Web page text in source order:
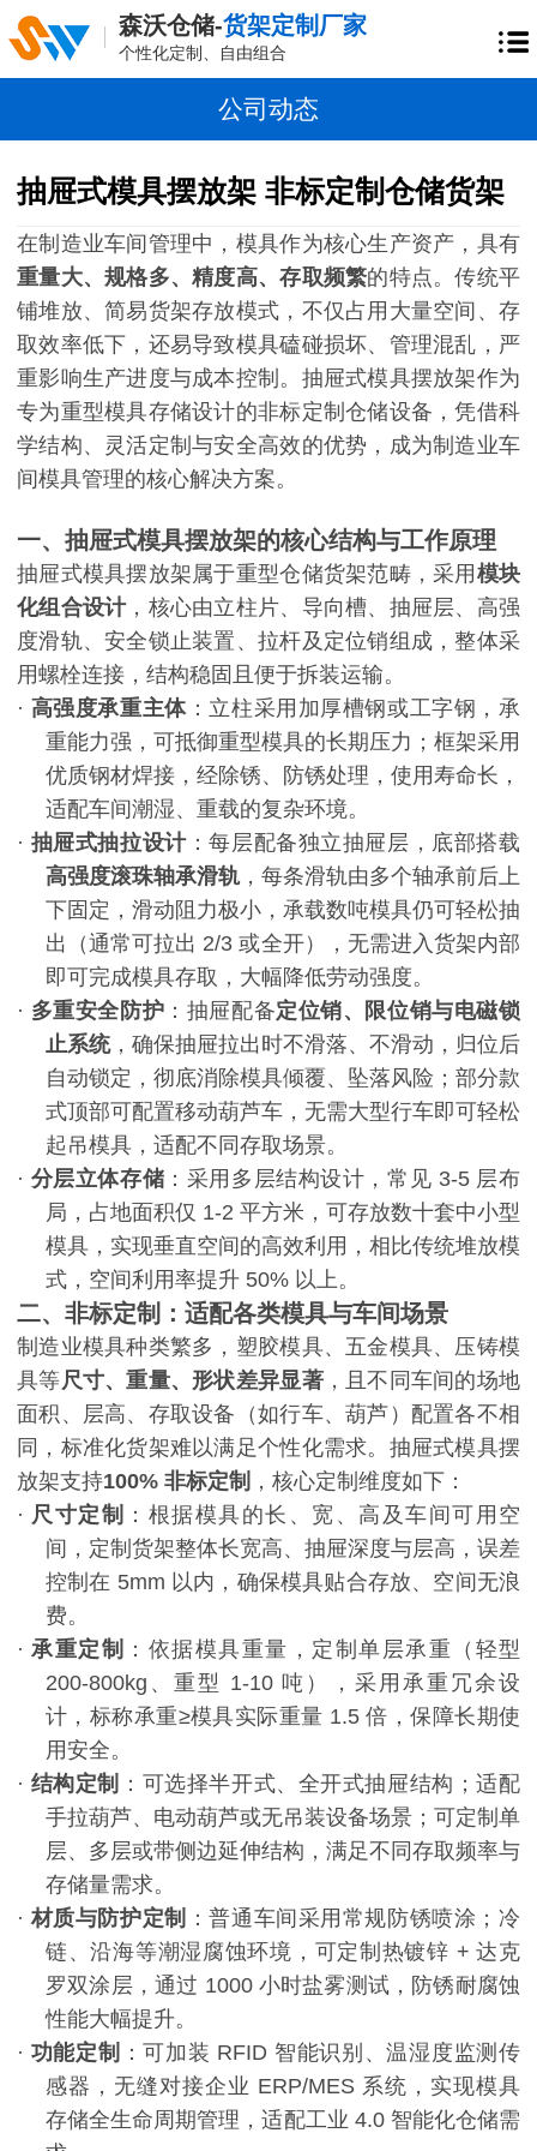
森沃仓储-货架定制厂家
个性化定制、自由组合
公司动态
抽屉式模具摆放架 非标定制仓储货架
在制造业车间管理中，模具作为核心生产资产，具有
重量大、规格多、精度高、存取频繁的特点。传统平
铺堆放、简易货架存放模式，不仅占用大量空间、存
取效率低下，还易导致模具磕碰损坏、管理混乱，严
重影响生产进度与成本控制。抽屉式模具摆放架作为
专为重型模具存储设计的非标定制仓储设备，凭借科
学结构、灵活定制与安全高效的优势，成为制造业车
间模具管理的核心解决方案。
一、抽屉式模具摆放架的核心结构与工作原理
抽屉式模具摆放架属于重型仓储货架范畴，采用 模块
化组合设计，核心由立柱片、导向槽、抽屉层、高强
度滑轨、安全锁止装置、拉杆及定位销组成，整体采
用螺栓连接，结构稳固且便于拆装运输。
· 高强度承重主体：立柱采用加厚槽钢或工字钢，承
重能力强，可抵御重型模具的长期压力；框架采用
优质钢材焊接，经除锈、防锈处理，使用寿命长，
适配车间潮湿、重载的复杂环境。
· 抽屉式抽拉设计：每层配备独立抽屉层，底部搭载
高强度滚珠轴承滑轨，每条滑轨由多个轴承前后上
下固定，滑动阻力极小，承载数吨模具仍可轻松抽
出（通常可拉出 2/3或全开），无需进入货架内部
即可完成模具存取，大幅降低劳动强度。
· 多重安全防护 ：抽屉配备定位销、限位销与电磁锁
止系统，确保抽屉拉出时不滑落、不滑动，归位后
自动锁定，彻底消除模具倾覆、坠落风险；部分款
式顶部可配置移动葫芦车，无需大型行车即可轻松
起吊模具，适配不同存取场景。
· 分层立体存储 ：采用多层结构设计，常见 3-5 层布
局，占地面积仅 1-2 平方米，可存放数十套中小型
模具，实现垂直空间的高效利用，相比传统堆放模
式，空间利用率提升 50% 以上。
二、非标定制：适配各类模具与车间场景
制造业模具种类繁多，塑胶模具、五金模具、压铸模
具等尺寸、重量、形状差异显著，且不同车间的场地
面积、层高、存取设备（如行车、葫芦）配置各不相
同，标准化货架难以满足个性化需求。抽屉式模具摆
放架支持100% 非标定制 ，核心定制维度如下：
· 尺寸定制
：根据模具的长、宽、高及车间可用空
间，定制货架整体长宽高、抽屉深度与层高，误差
控制在 5mm 以内，确保模具贴合存放、空间无浪
费。
·承重定制
：依据模具重量，定制单层承重（轻型
200-800kg 、重型 1-10吨），采用承重冗余设
计，标称承重≥模具实际重量 1.5倍，保障长期使
用安全。
· 结构定制
：可选择半开式、全开式抽屉结构；适配
手拉葫芦、电动葫芦或无吊装设备场景；可定制单
层、多层或带侧边延伸结构，满足不同存取频率与
存储量需求。
·材质与防护定制
：普通车间采用常规防锈喷涂；冷
链、沿海等潮湿腐蚀环境，可定制热镀锌 +达克
罗双涂层，通过 1000 小时盐雾测试，防锈耐腐蚀
性能大幅提升。
· 功能定制 ：可加装 RFID 智能识别、温湿度监测传
感器，无缝对接企业 ERP/MES 系统，实现模具
存储全生命周期管理，适配工业 4.0 智能化仓储需